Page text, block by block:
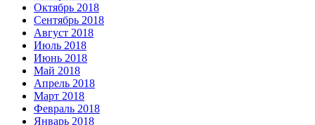
Октябрь 2018
Сентябрь 2018
Август 2018
Июль 2018
Июнь 2018
Май 2018
Апрель 2018
Март 2018
Февраль 2018
Январь 2018